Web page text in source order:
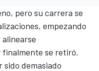
pero su carrera se
, empezando
finalmente se retiró.
sido demasiado